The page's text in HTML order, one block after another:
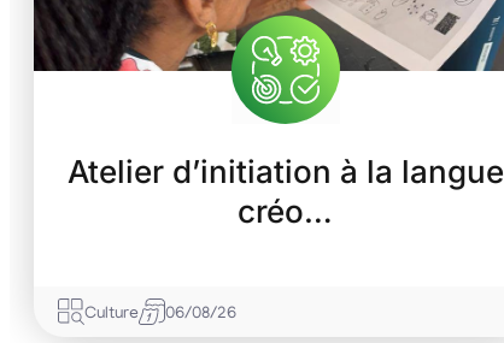
Atelier d’initiation à la langue
créo…
Culture 06/08/26